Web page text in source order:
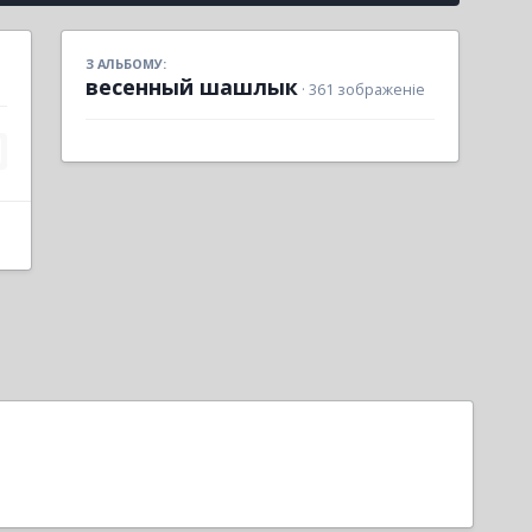
З АЛЬБОМУ:
весенный шашлык · 361 зображеніе